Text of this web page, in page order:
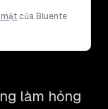
mật của Bluente
làm hỏng